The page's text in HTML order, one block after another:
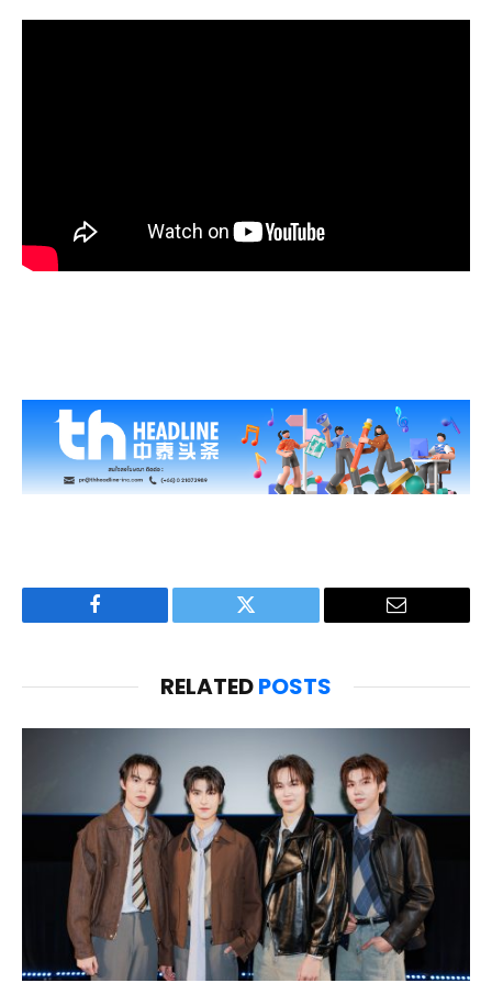
Facebook Twitter Email
RELATEDPOSTS